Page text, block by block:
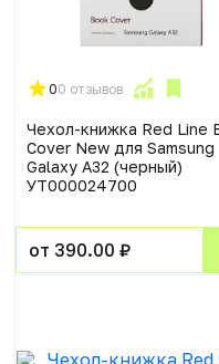
00 отзывов
Чехол-книжка Red Line
Cover New для Samsung
Galaxy A32 (черный)
УТ000024700
от 390.00 ₽